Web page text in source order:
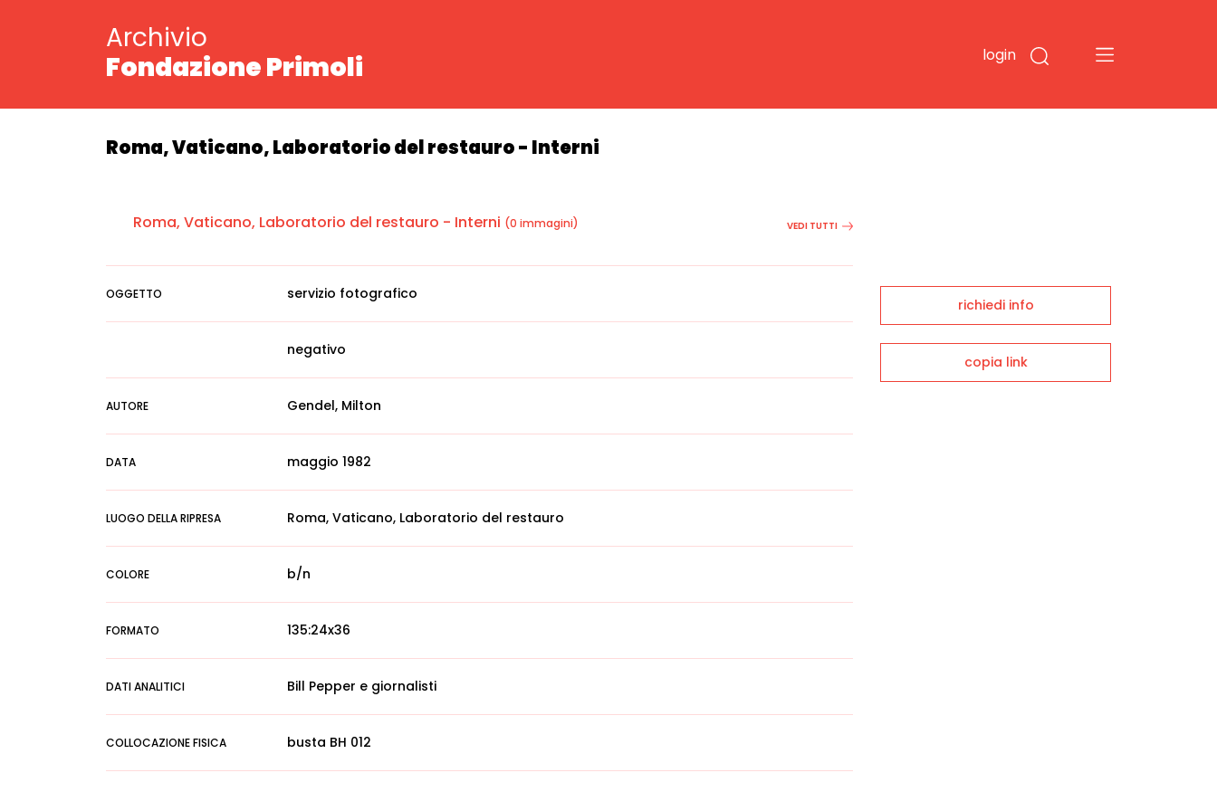
Archivio
Fondazione Primoli
login
Roma, Vaticano, Laboratorio del restauro - Interni
Roma, Vaticano, Laboratorio del restauro - Interni (0 immagini) VEDI TUTTI
OGGETTO servizio fotografico
negativo
AUTORE Gendel, Milton
DATA maggio 1982
LUOGO DELLA RIPRESA Roma, Vaticano, Laboratorio del restauro
COLORE b/n
FORMATO 135:24x36
DATI ANALITICI Bill Pepper e giornalisti
COLLOCAZIONE FISICA busta BH 012
richiedi info
copia link